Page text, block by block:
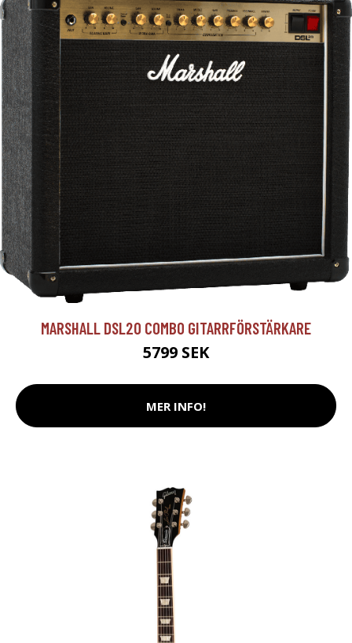
MARSHALL DSL20 COMBO GITARRFÖRSTÄRKARE
5799 SEK
MER INFO!